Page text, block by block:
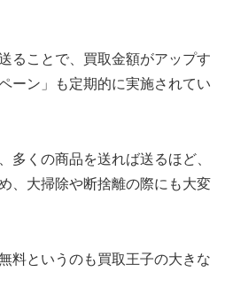
ることで、買取金額がアップす
ーン」も定期的に実施されてい
多くの商品を送れば送るほど、
、大掃除や断捨離の際にも大変
料というのも買取王子の大きな